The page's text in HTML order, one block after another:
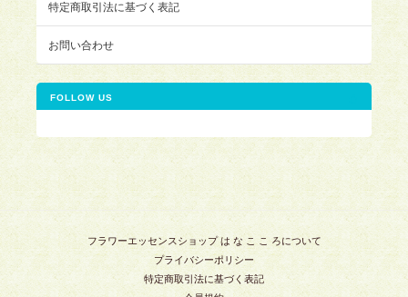
特定商取引法に基づく表記
お問い合わせ
FOLLOW US
フラワーエッセンスショップ は な こ こ ろについて
プライバシーポリシー
特定商取引法に基づく表記